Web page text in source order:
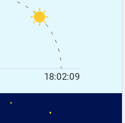
18:02:09